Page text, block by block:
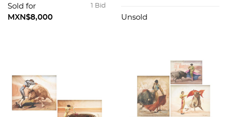
x 50 cm.
1 Bid
Sold for
MXN$8,000
Unsold